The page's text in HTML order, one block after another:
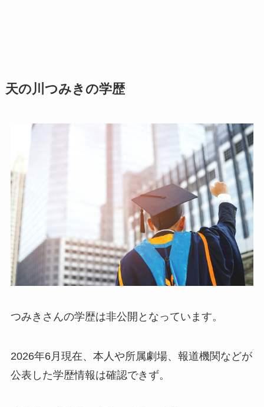
天の川つみきの学歴
つみきさんの学歴は非公開となっています。
2026年6月現在、本人や所属劇場、報道機関などが
公表した学歴情報は確認できず。